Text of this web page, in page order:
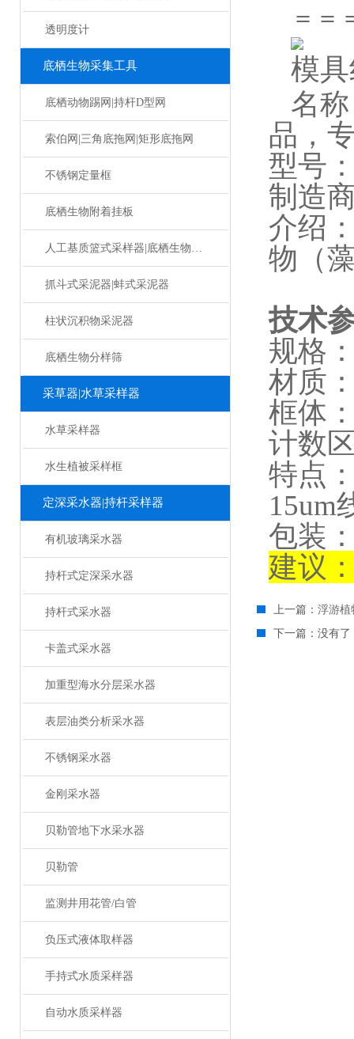
透明度计
底栖生物采集工具
底栖动物踢网|持杆D型网
索伯网|三角底拖网|矩形底拖网
不锈钢定量框
底栖生物附着挂板
人工基质篮式采样器|底栖生物挂板
抓斗式采泥器|蚌式采泥器
柱状沉积物采泥器
底栖生物分样筛
采草器|水草采样器
水草采样器
水生植被采样框
定深采水器|持杆采样器
有机玻璃采水器
持杆式定深采水器
持杆式采水器
卡盖式采水器
加重型海水分层采水器
表层油类分析采水器
不锈钢采水器
金刚采水器
贝勒管地下水采水器
贝勒管
监测井用花管/白管
负压式液体取样器
手持式水质采样器
自动水质采样器
＝＝
模
名
品，
型号
制造
介绍
物（
技术
规格
材质
框体
计数
特点
15um
包装
建议
上一篇： 浮游植
下一篇：没有了